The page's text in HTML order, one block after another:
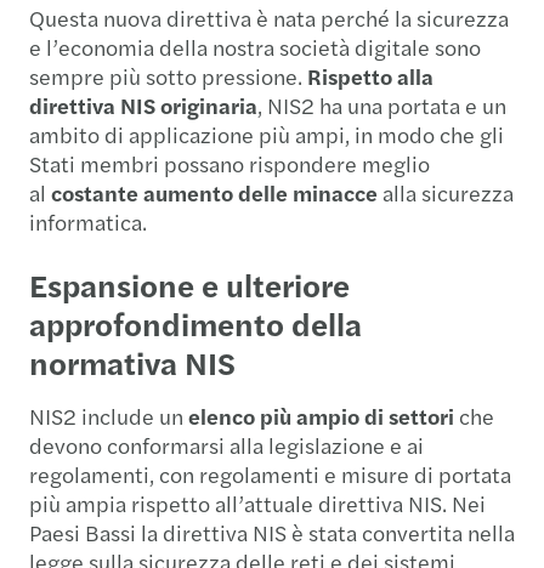
Questa nuova direttiva è nata perché la sicurezza
e l’economia della nostra società digitale sono
sempre più sotto pressione. Rispetto alla
direttiva NIS originaria, NIS2 ha una portata e un
ambito di applicazione più ampi, in modo che gli
Stati membri possano rispondere meglio
al costante aumento delle minacce alla sicurezza
informatica.
Espansione e ulteriore
approfondimento della
normativa NIS
NIS2 include un elenco più ampio di settori che
devono conformarsi alla legislazione e ai
regolamenti, con regolamenti e misure di portata
più ampia rispetto all’attuale direttiva NIS. Nei
Paesi Bassi la direttiva NIS è stata convertita nella
legge sulla sicurezza delle reti e dei sistemi